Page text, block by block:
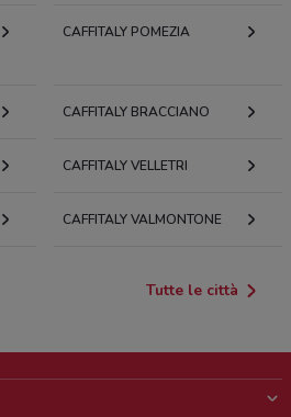
CAFFITALY POMEZIA
CAFFITALY BRACCIANO
CAFFITALY VELLETRI
CAFFITALY VALMONTONE
Tutte le città